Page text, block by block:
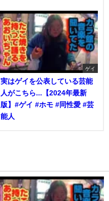
ゲイ
実はゲイを公表している芸能
人がこちら...【2024年最新
版】#ゲイ #ホモ #同性愛 #芸
能人